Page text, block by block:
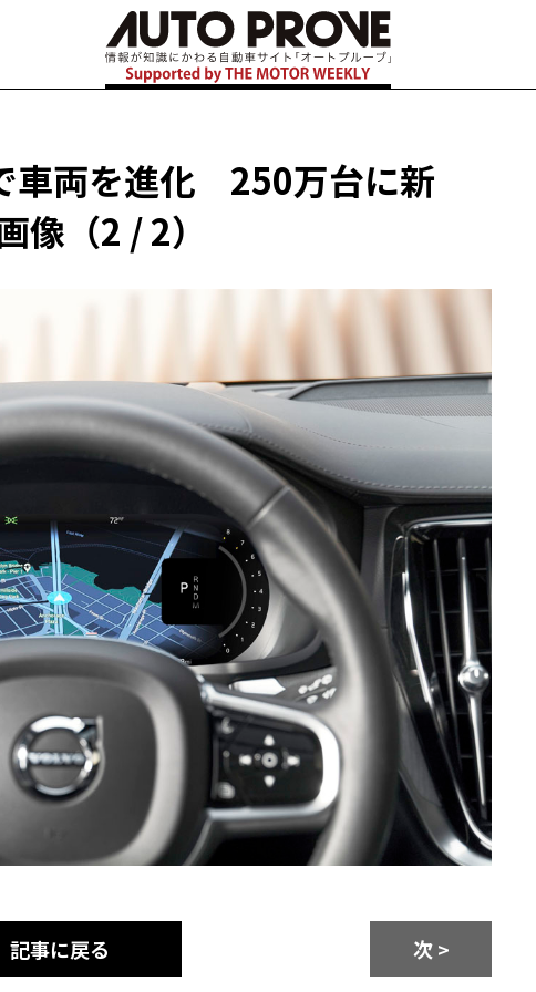
車両を進化 250万台に新
像（2 / 2）
記事に戻る 次 >